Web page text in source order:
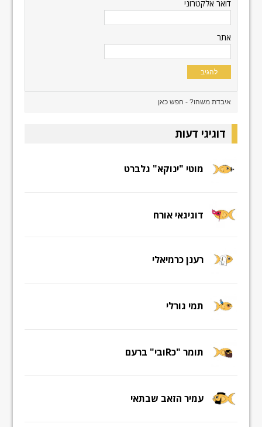
דואר אלקטרוני
אתר
דוגיגי דעות
מוטי "ינוקא" גלברט
דוגיגאי אורח
רענן כרמיאלי
תמי גורלי
תומר "כRובי" ברעם
עמיר הזאב שבתאי